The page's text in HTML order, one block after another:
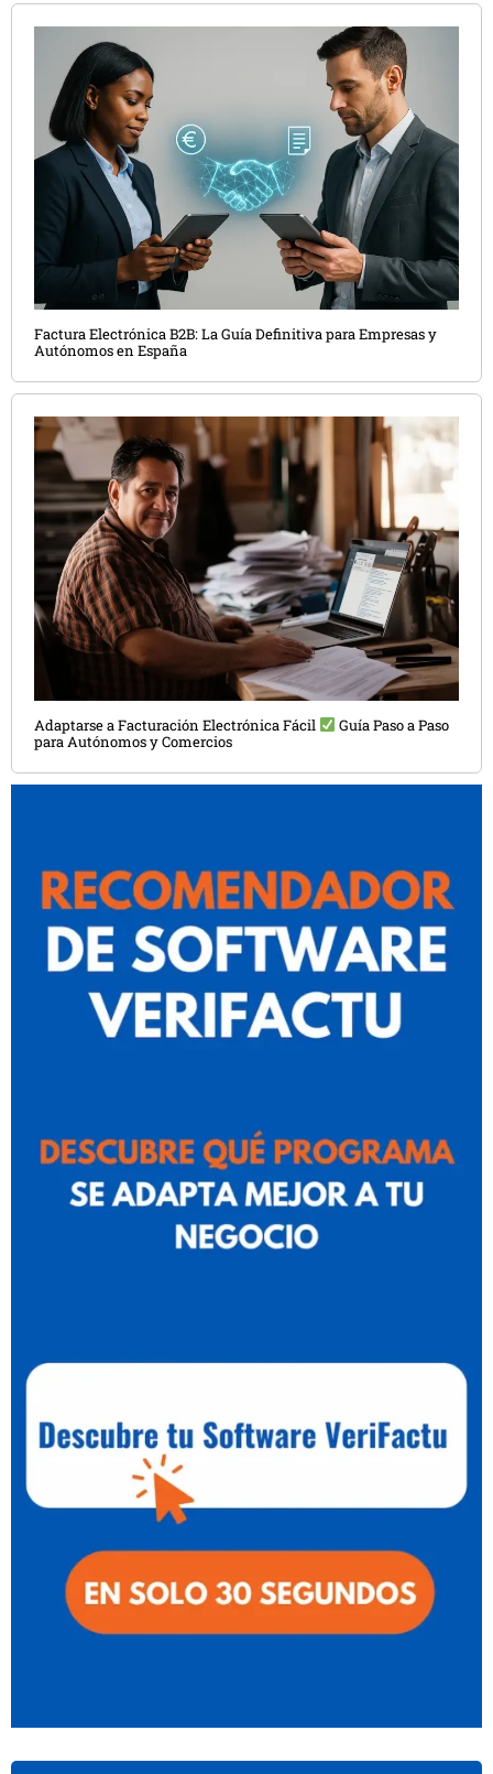
Factura Electrónica B2B: La Guía Definitiva para Empresas y
Autónomos en España
Adaptarse a Facturación Electrónica Fácil
Guía Paso a Paso
para Autónomos y Comercios